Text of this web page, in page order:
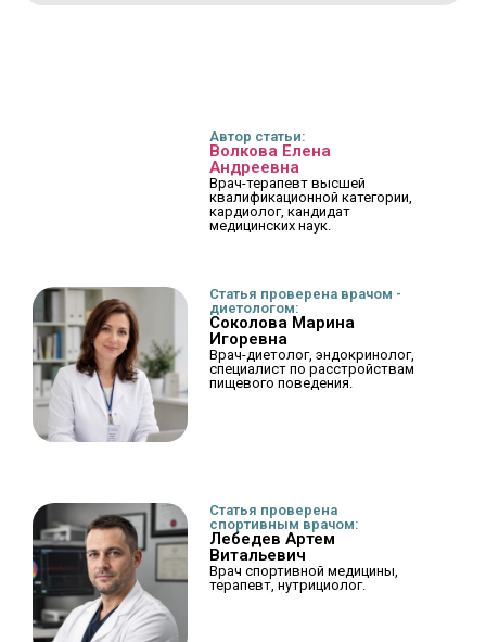
Автор статьи:
Волкова Елена
Андреевна
Врач-терапевт высшей
квалификационной категории,
кардиолог, кандидат
медицинских наук.
Статья проверена врачом -
диетологом:
Соколова Марина
Игоревна
Врач-диетолог, эндокринолог,
специалист по расстройствам
пищевого поведения.
Статья проверена
спортивным врачом:
Лебедев Артем
Витальевич
Врач спортивной медицины,
терапевт, нутрициолог.